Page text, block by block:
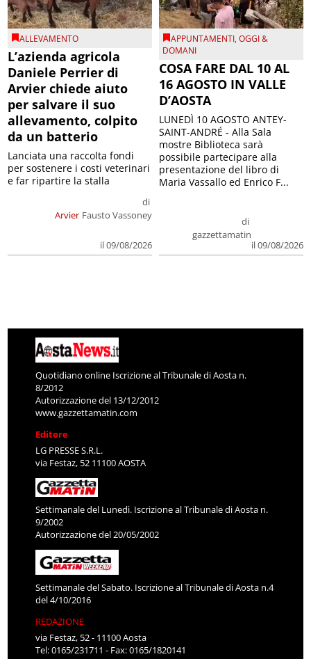
ALLEVAMENTO
L’azienda agricola
Daniele Perrier di
Arvier chiede aiuto
per salvare il suo
allevamento, colpito
da un batterio
Arvier
di
Fausto Vassoney
il 09/08/2026
Lanciata una raccolta fondi
per sostenere i costi veterinari
e far ripartire la stalla
APPUNTAMENTI,OGGI &
DOMANI
COSA FARE DAL 10 AL
16 AGOSTO IN VALLE
D’AOSTA
di
gazzettamatin
il 09/08/2026
LUNEDÌ 10 AGOSTO ANTEY-
SAINT-ANDRÉ - Alla Sala
mostre Biblioteca sarà
possibile partecipare alla
presentazione del libro di
Maria Vassallo ed Enrico F...
Quotidiano online Iscrizione al Tribunale di Aosta n.
8/2012
Autorizzazione del 13/12/2012
www.gazzettamatin.com
Editore
LG PRESSE S.R.L.
via Festaz, 52 11100 AOSTA
Settimanale del Lunedì. Iscrizione al Tribunale di Aosta n.
9/2002
Autorizzazione del 20/05/2002
Settimanale del Sabato. Iscrizione al Tribunale di Aosta n.4
del 4/10/2016
REDAZIONE
via Festaz, 52 - 11100 Aosta
Tel: 0165/231711 - Fax: 0165/1820141